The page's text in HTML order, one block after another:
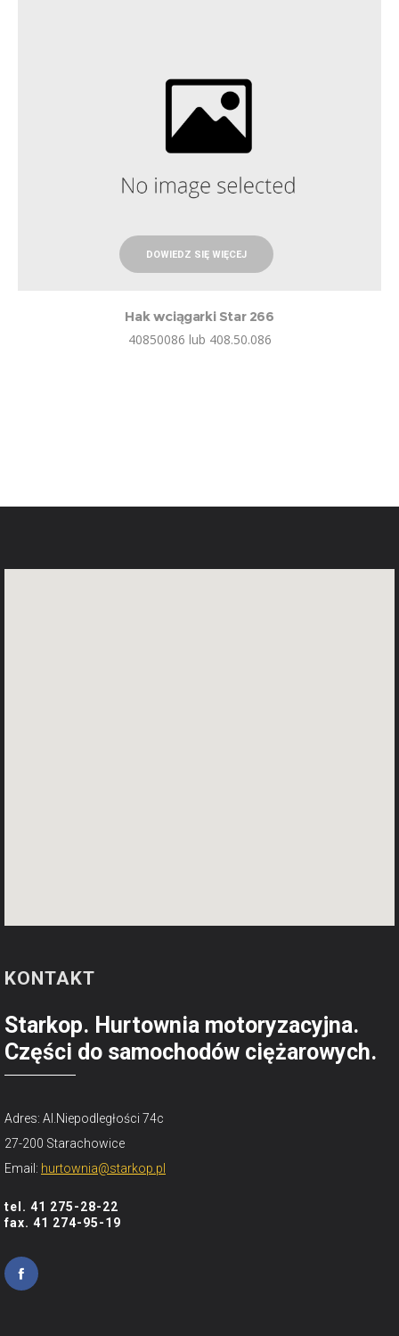
DOWIEDZ SIĘ WIĘCEJ
Hak wciągarki Star 266
40850086 lub 408.50.086
KONTAKT
Starkop. Hurtownia motoryzacyjna.
Części do samochodów ciężarowych.
Adres: Al.Niepodległości 74c
27-200 Starachowice
Email: hurtownia@starkop.pl
tel. 41 275-28-22
fax. 41 274-95-19